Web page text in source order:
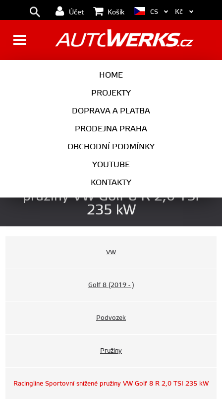
Účet Košík
HOME
PROJEKTY
DOPRAVA A PLATBA
PRODEJNA PRAHA
OBCHODNÍ PODMÍNKY
YOUTUBE
KONTAKTY
CS Kč
PODVOZEK
VÝFUK
INTERIÉR
AUTOKOSMETIKA
Racingline Sportovní snížené
pružiny VW Golf 8 R 2,0 TSI
235 kW
VW
Golf 8 (2019 - )
Podvozek
Pružiny
Racingline Sportovní snížené pružiny VW Golf 8 R 2,0 TSI 235 kW